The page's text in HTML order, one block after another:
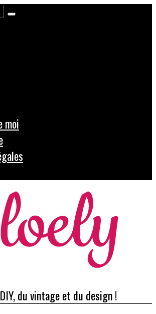
moi
du vintage et du design !